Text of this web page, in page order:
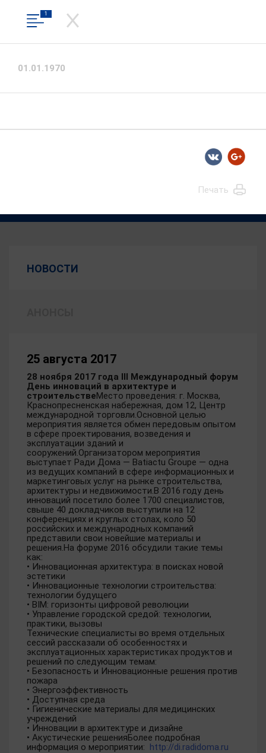
СЛУЖБА ГОСУДАРСТВЕННОГО
НОВОСТИ
25 августа 2017
28 ноября 2017 года III Международный форум
День инноваций в архитектуре и
строительствеМесто проведения: г. Москва,
Краснопресненская набережная, дом 12, Центр
международной торговли.Основной целью
мероприятия является обмен передовым опытом
в сфере проектирования, возведения и
эксплуатации зданий и
сооружений.Организатором мероприятия
выступает Ради Дома — Batiactu Groupe — одна
из ведущих компаний в сфере информационных и
маркетинговых услуг на рынке строительства,
архитектуры и недвижимости.В 2016 году день
инноваций посетило более 1700 специалистов,
свыше 40 докладчиков выступили на 12
конференциях и круглых столах, коло 50
российских и международных компаний
представили свои новейшие материалы и
решения.На форуме 2016 обсудили такие темы
как:
• Инновационная архитектура: в поисках новой
эстетики
• Инновационные технологии строительства:
технологии будущего
• BIM: горизонты цифровой революции
• Управление городской средой: технологии,
практики, вызовы
Технические специалисты во время отдельных
сессий рассказали об особенностях и
эксплуатационных характеристиках продуктов и
решений по следующим темам:
• Безопасность и Инновационные решения против
пожара
• Энергоэффективность
• Доступная среда
• Гигиенические материалы для медицинских
учреждений
• Инновации в архитектуре и дизайне
• Акустические решенияБолее подробная
информация о мероприятии: http://di.radidoma.ru
1
01.01.1970
Печать